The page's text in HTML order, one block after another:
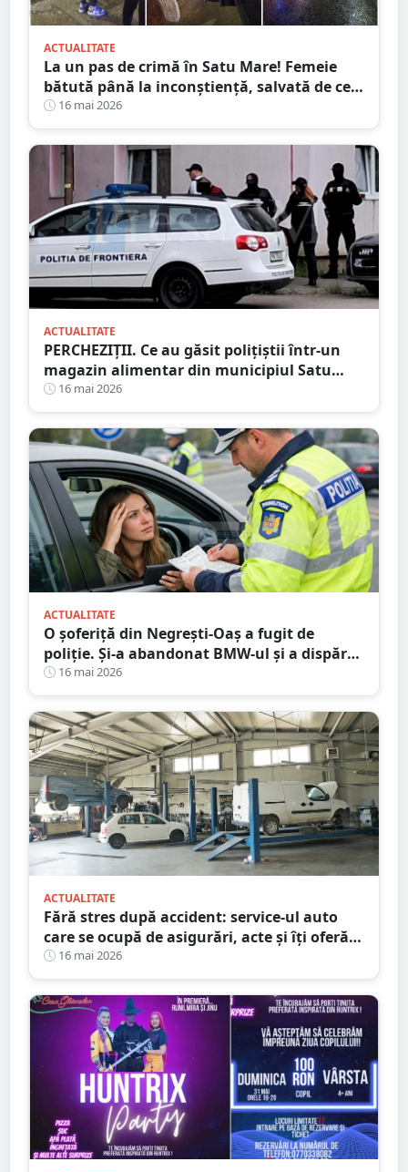
ACTUALITATE
La un pas de crimă în Satu Mare! Femeie
bătută până la inconștiență, salvată de cei
4 copilași
16 mai 2026
ACTUALITATE
PERCHEZIȚII. Ce au găsit polițiștii într-un
magazin alimentar din municipiul Satu
Mare
16 mai 2026
ACTUALITATE
O șoferiță din Negrești-Oaș a fugit de
poliție. Și-a abandonat BMW-ul și a dispărut
printre blocuri
16 mai 2026
ACTUALITATE
Fără stres după accident: service-ul auto
care se ocupă de asigurări, acte și îți oferă
mașină la schimb
16 mai 2026